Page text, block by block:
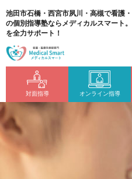
池田市石橋・西宮市夙川・高槻で看護
の個別指導塾ならメディカルスマート
を全力サポート！
対面指導 オンライン指導